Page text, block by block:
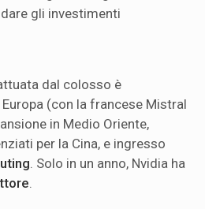
gli investimenti
dal colosso è
(con la francese Mistral
in Medio Oriente,
per la Cina, e ingresso
. Solo in un anno, Nvidia ha